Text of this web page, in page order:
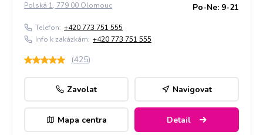
Polská 1, 779 00 Olomouc Po-Ne: 9-21
Telefon: +420 773 751 555
Info k zakázkám: +420 773 751 555
(425)
Zavolat Navigovat
Mapa centra Detail